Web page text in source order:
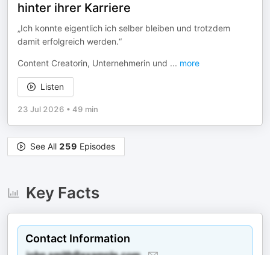
hinter ihrer Karriere
„Ich konnte eigentlich ich selber bleiben und trotzdem
damit erfolgreich werden.“
Content Creatorin, Unternehmerin und ... more
Listen
23 Jul 2026 • 49 min
See All 259 Episodes
Key Facts
Contact Information